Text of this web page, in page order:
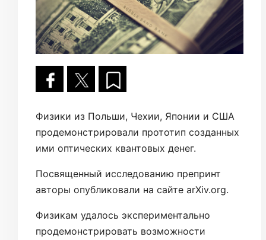
Физики из Польши, Чехии, Японии и США
продемонстрировали прототип созданных
ими оптических квантовых денег.
Посвященный исследованию препринт
авторы опубликовали на сайте arXiv.org.
Физикам удалось экспериментально
продемонстрировать возможности